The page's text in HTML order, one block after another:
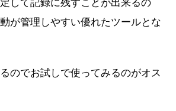
して記録に残すことが出来るの
が管理しやすい優れたツールとな
のでお試しで使ってみるのがオス